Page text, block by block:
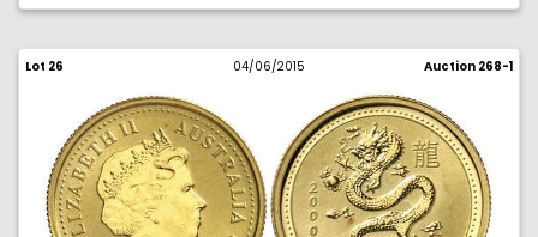
Lot 26 04/06/2015 Auction 268-1